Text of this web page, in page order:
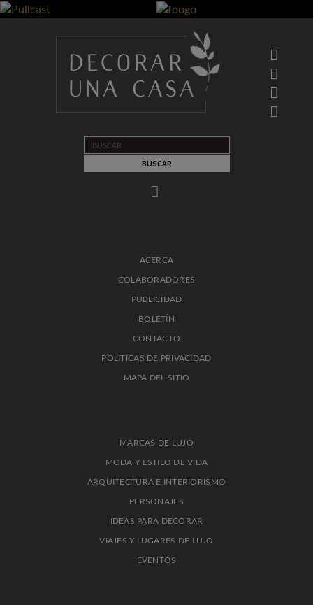
ACERCA
COLABORADORES
PUBLICIDAD
BOLETÍN
CONTACTO
POLITICAS DE PRIVACIDAD
MAPA DEL SITIO
MARCAS DE LUJO
MODA Y ESTILO DE VIDA
ARQUITECTURA E INTERIORISMO
PERSONAJES
IDEAS PARA DECORAR
VIAJES Y LUGARES DE LUJO
EVENTOS